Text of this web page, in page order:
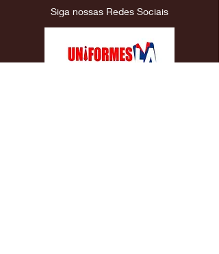
Siga nossas Redes Sociais